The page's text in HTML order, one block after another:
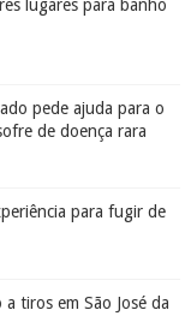
lugares para banho
pede ajuda para o
de doença rara
para fugir de
tiros em São José da